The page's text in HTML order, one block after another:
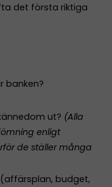
det första riktiga
banken?
ut? (Alla
enligt
de ställer många
budget,